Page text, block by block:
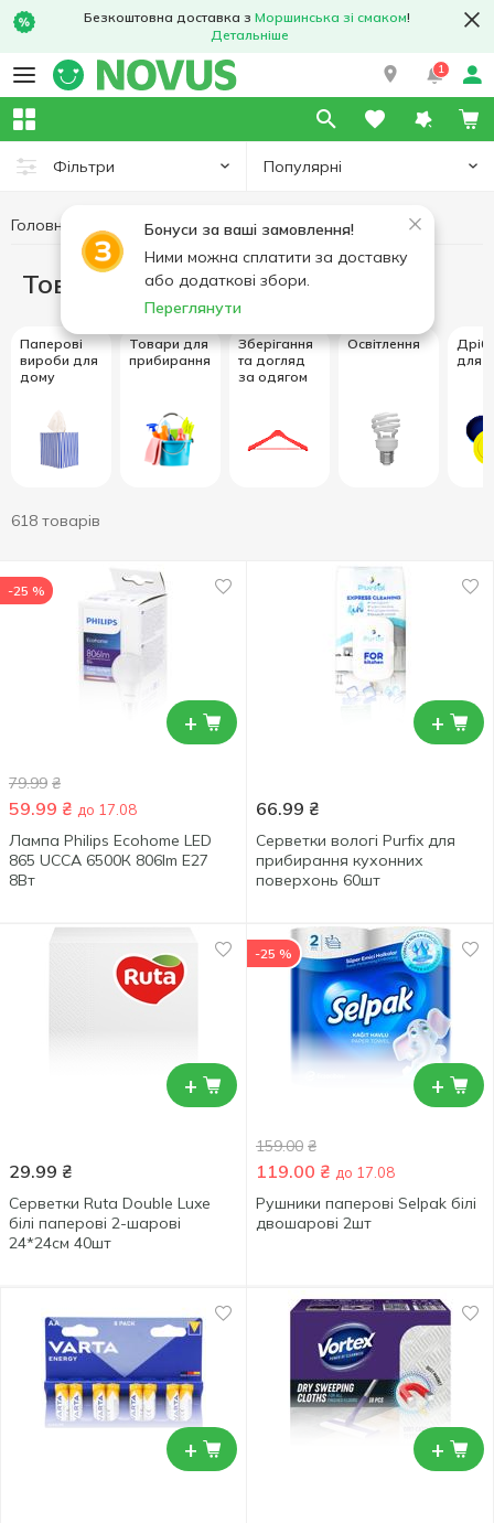
Безкоштовна доставка з Моршинська зі смаком!
Детальніше
1
Фільтри Популярні
Бонуси за ваші замовлення!
Ними можна сплатити за доставку
або додаткові збори.
Переглянути
Головна Товари для дому
Товари для дому
Паперові
вироби для
дому
Товари для
прибирання
Зберігання
та догляд
за одягом
Освітлення
для
618 товарів
+
-25 %
79.99 ₴
59.99 ₴ до 17.08
Лампа Philips Ecohome LED
865 UCCA 6500К 806lm E27
8Вт
+
66.99 ₴
Серветки вологі Purfix для
прибирання кухонних
поверхонь 60шт
+
29.99 ₴
Серветки Ruta Double Luxe
білі паперові 2-шарові
24*24см 40шт
+
-25 %
159.00 ₴
119.00 ₴ до 17.08
Рушники паперові Selpak білі
двошарові 2шт
+ +